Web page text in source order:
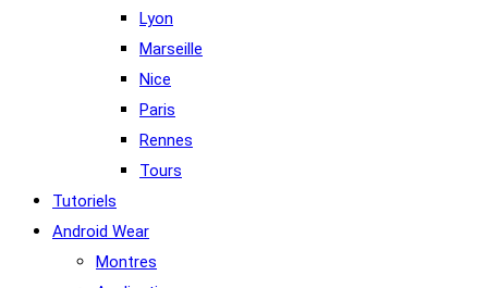
Lyon
Marseille
Nice
Paris
Rennes
Tours
Tutoriels
Android Wear
Montres